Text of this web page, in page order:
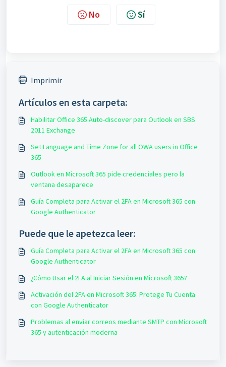
No Sí
Imprimir
Artículos en esta carpeta:
Habilitar Office 365 Auto-discover para Outlook en SBS
2011 Exchange
Set Language and Time Zone for all OWA users in Office
365
Outlook en Microsoft 365 pide credenciales pero la
ventana desaparece
Guía Completa para Activar el 2FA en Microsoft 365 con
Google Authenticator
Puede que le apetezca leer:
Guía Completa para Activar el 2FA en Microsoft 365 con
Google Authenticator
¿Cómo Usar el 2FA al Iniciar Sesión en Microsoft 365?
Activación del 2FA en Microsoft 365: Protege Tu Cuenta
con Google Authenticator
Problemas al enviar correos mediante SMTP con Microsoft
365 y autenticación moderna